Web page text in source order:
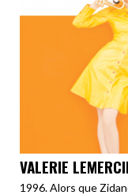
VALERIE
1996. Alors que